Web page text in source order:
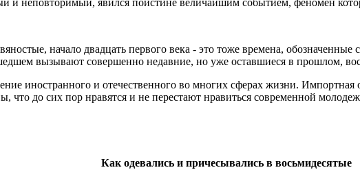
начало двадцать первого века - это тоже времена,
вызывают совершенно недавние, но уже оставшиеся в прошлом,
иностранного и отечественного во многих сферах жизни. Импортная
что до сих пор нравятся и не перестают нравиться современной
Как одевались и причесывались в восьмидесятые